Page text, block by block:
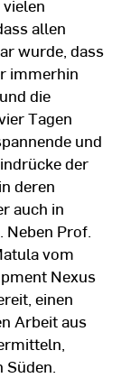
allen
wurde, dass
immerhin
die
Tagen
und
der
deren
auch in
Prof.
vom
Nexus
einen
Arbeit aus